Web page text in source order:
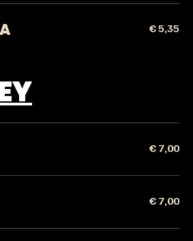
€ 5,35
€ 7,00
€ 7,00